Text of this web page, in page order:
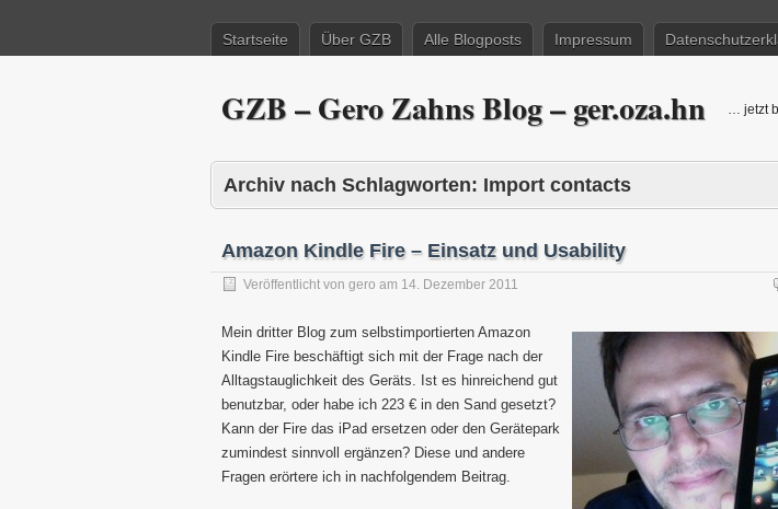
Startseite Über GZB Alle Blogposts Impressum
GZB – Gero Zahns Blog – ger.oza.hn … jetzt
Archiv nach Schlagworten: Import contacts
Amazon Kindle Fire – Einsatz und Usability
Veröffentlicht von gero am 14. Dezember 2011
Mein dritter Blog zum selbstimportierten Amazon
Kindle Fire beschäftigt sich mit der Frage nach der
Alltagstauglichkeit des Geräts. Ist es hinreichend gut
benutzbar, oder habe ich 223 € in den Sand gesetzt?
Kann der Fire das iPad ersetzen oder den Gerätepark
zumindest sinnvoll ergänzen? Diese und andere
Fragen erörtere ich in nachfolgendem Beitrag.